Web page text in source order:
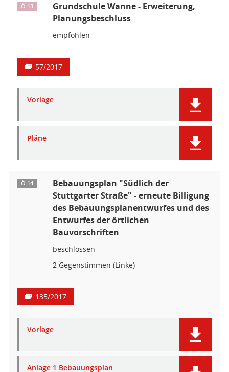
Ö 13
Grundschule Wanne - Erweiterung,
Planungsbeschluss
empfohlen
57/2017
Vorlage
Pläne
Ö 14
Bebauungsplan "Südlich der
Stuttgarter Straße" - erneute Billigung
des Bebauungsplanentwurfes und des
Entwurfes der örtlichen
Bauvorschriften
beschlossen
2 Gegenstimmen (Linke)
135/2017
Vorlage
Anlage 1 Bebauungsplan